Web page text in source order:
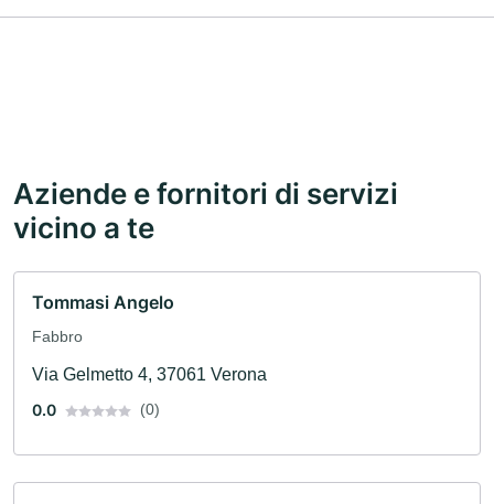
Aziende e fornitori di servizi
vicino a te
Tommasi Angelo
Fabbro
Via Gelmetto 4, 37061 Verona
0.0
(0)